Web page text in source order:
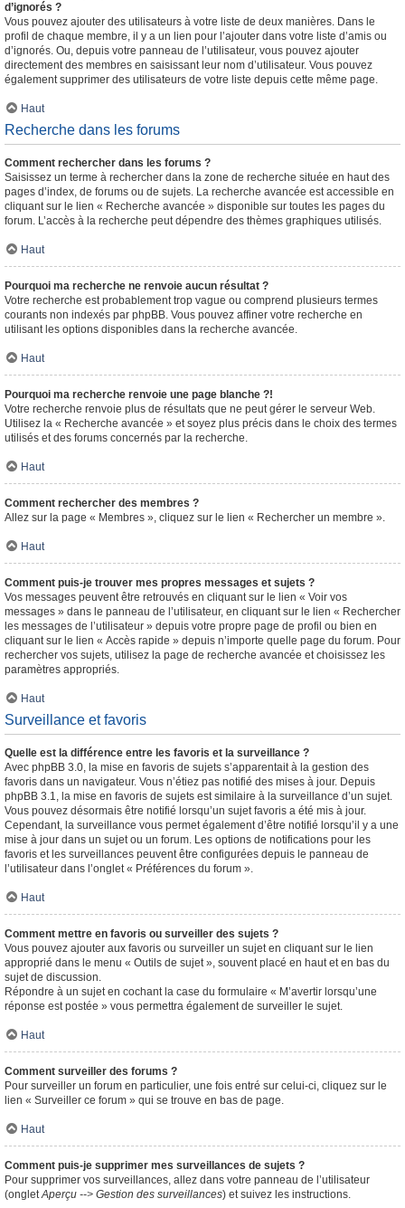
d’ignorés ?
Vous pouvez ajouter des utilisateurs à votre liste de deux manières. Dans le
profil de chaque membre, il y a un lien pour l’ajouter dans votre liste d’amis ou
d’ignorés. Ou, depuis votre panneau de l’utilisateur, vous pouvez ajouter
directement des membres en saisissant leur nom d’utilisateur. Vous pouvez
également supprimer des utilisateurs de votre liste depuis cette même page.
Haut
Recherche dans les forums
Comment rechercher dans les forums ?
Saisissez un terme à rechercher dans la zone de recherche située en haut des
pages d’index, de forums ou de sujets. La recherche avancée est accessible en
cliquant sur le lien « Recherche avancée » disponible sur toutes les pages du
forum. L’accès à la recherche peut dépendre des thèmes graphiques utilisés.
Haut
Pourquoi ma recherche ne renvoie aucun résultat ?
Votre recherche est probablement trop vague ou comprend plusieurs termes
courants non indexés par phpBB. Vous pouvez affiner votre recherche en
utilisant les options disponibles dans la recherche avancée.
Haut
Pourquoi ma recherche renvoie une page blanche ?!
Votre recherche renvoie plus de résultats que ne peut gérer le serveur Web.
Utilisez la « Recherche avancée » et soyez plus précis dans le choix des termes
utilisés et des forums concernés par la recherche.
Haut
Comment rechercher des membres ?
Allez sur la page « Membres », cliquez sur le lien « Rechercher un membre ».
Haut
Comment puis-je trouver mes propres messages et sujets ?
Vos messages peuvent être retrouvés en cliquant sur le lien « Voir vos
messages » dans le panneau de l’utilisateur, en cliquant sur le lien « Rechercher
les messages de l’utilisateur » depuis votre propre page de profil ou bien en
cliquant sur le lien « Accès rapide » depuis n’importe quelle page du forum. Pour
rechercher vos sujets, utilisez la page de recherche avancée et choisissez les
paramètres appropriés.
Haut
Surveillance et favoris
Quelle est la différence entre les favoris et la surveillance ?
Avec phpBB 3.0, la mise en favoris de sujets s’apparentait à la gestion des
favoris dans un navigateur. Vous n’étiez pas notifié des mises à jour. Depuis
phpBB 3.1, la mise en favoris de sujets est similaire à la surveillance d’un sujet.
Vous pouvez désormais être notifié lorsqu’un sujet favoris a été mis à jour.
Cependant, la surveillance vous permet également d’être notifié lorsqu’il y a une
mise à jour dans un sujet ou un forum. Les options de notifications pour les
favoris et les surveillances peuvent être configurées depuis le panneau de
l’utilisateur dans l’onglet « Préférences du forum ».
Haut
Comment mettre en favoris ou surveiller des sujets ?
Vous pouvez ajouter aux favoris ou surveiller un sujet en cliquant sur le lien
approprié dans le menu « Outils de sujet », souvent placé en haut et en bas du
sujet de discussion.
Répondre à un sujet en cochant la case du formulaire « M’avertir lorsqu’une
réponse est postée » vous permettra également de surveiller le sujet.
Haut
Comment surveiller des forums ?
Pour surveiller un forum en particulier, une fois entré sur celui-ci, cliquez sur le
lien « Surveiller ce forum » qui se trouve en bas de page.
Haut
Comment puis-je supprimer mes surveillances de sujets ?
Pour supprimer vos surveillances, allez dans votre panneau de l’utilisateur
(ongletAperçu --> Gestion des surveillances) et suivez les instructions.